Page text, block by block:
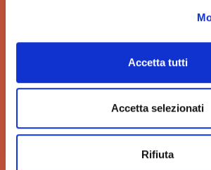
Accetta tutti
Accetta selezionati
Rifiuta
Velocità di consegna per
di acquisto.